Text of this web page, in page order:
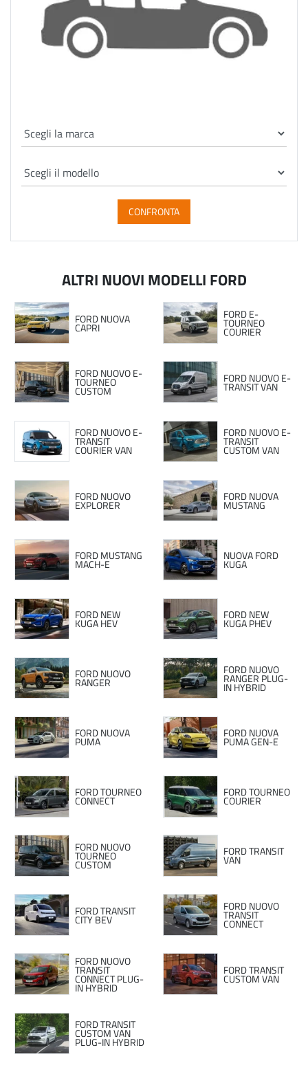
CONFRONTA
ALTRI NUOVI MODELLI FORD
FORD NUOVA
CAPRI
FORD E-
TOURNEO
COURIER
FORD NUOVO E-
TOURNEO
CUSTOM
FORD NUOVO E-
TRANSIT VAN
FORD NUOVO E-
TRANSIT
COURIER VAN
FORD NUOVO E-
TRANSIT
CUSTOM VAN
FORD NUOVO
EXPLORER
FORD NUOVA
MUSTANG
FORD MUSTANG
MACH-E
NUOVA FORD
KUGA
FORD NEW
KUGA HEV
FORD NEW
KUGA PHEV
FORD NUOVO
RANGER
FORD NUOVO
RANGER PLUG-
IN HYBRID
FORD NUOVA
PUMA
FORD NUOVA
PUMA GEN-E
FORD TOURNEO
CONNECT
FORD TOURNEO
COURIER
FORD NUOVO
TOURNEO
CUSTOM
FORD TRANSIT
VAN
FORD TRANSIT
CITY BEV
FORD NUOVO
TRANSIT
CONNECT
FORD NUOVO
TRANSIT
CONNECT PLUG-
IN HYBRID
FORD TRANSIT
CUSTOM VAN
FORD TRANSIT
CUSTOM VAN
PLUG-IN HYBRID